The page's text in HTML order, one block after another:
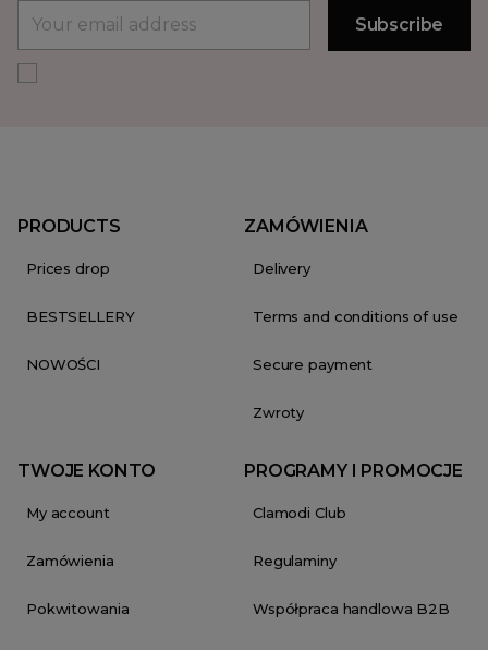
PRODUCTS
Prices drop
BESTSELLERY
NOWOŚCI
ZAMÓWIENIA
Delivery
Terms and conditions of use
Secure payment
Zwroty
TWOJE KONTO
My account
Zamówienia
Pokwitowania
PROGRAMY I PROMOCJE
Clamodi Club
Regulaminy
Współpraca handlowa B2B